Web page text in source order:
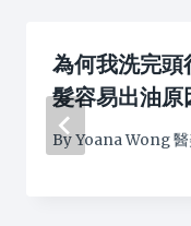
為何我洗完頭
髮容易出油原
ByYoana Wong 醫